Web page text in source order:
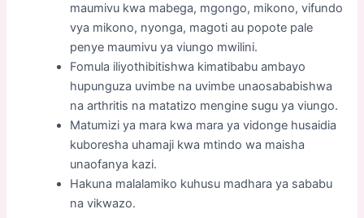
maumivu kwa mabega, mgongo, mikono, vifundo
vya mikono, nyonga, magoti au popote pale
penye maumivu ya viungo mwilini.
Fomula iliyothibitishwa kimatibabu ambayo
hupunguza uvimbe na uvimbe unaosababishwa
na arthritis na matatizo mengine sugu ya viungo.
Matumizi ya mara kwa mara ya vidonge husaidia
kuboresha uhamaji kwa mtindo wa maisha
unaofanya kazi.
Hakuna malalamiko kuhusu madhara ya sababu
na vikwazo.